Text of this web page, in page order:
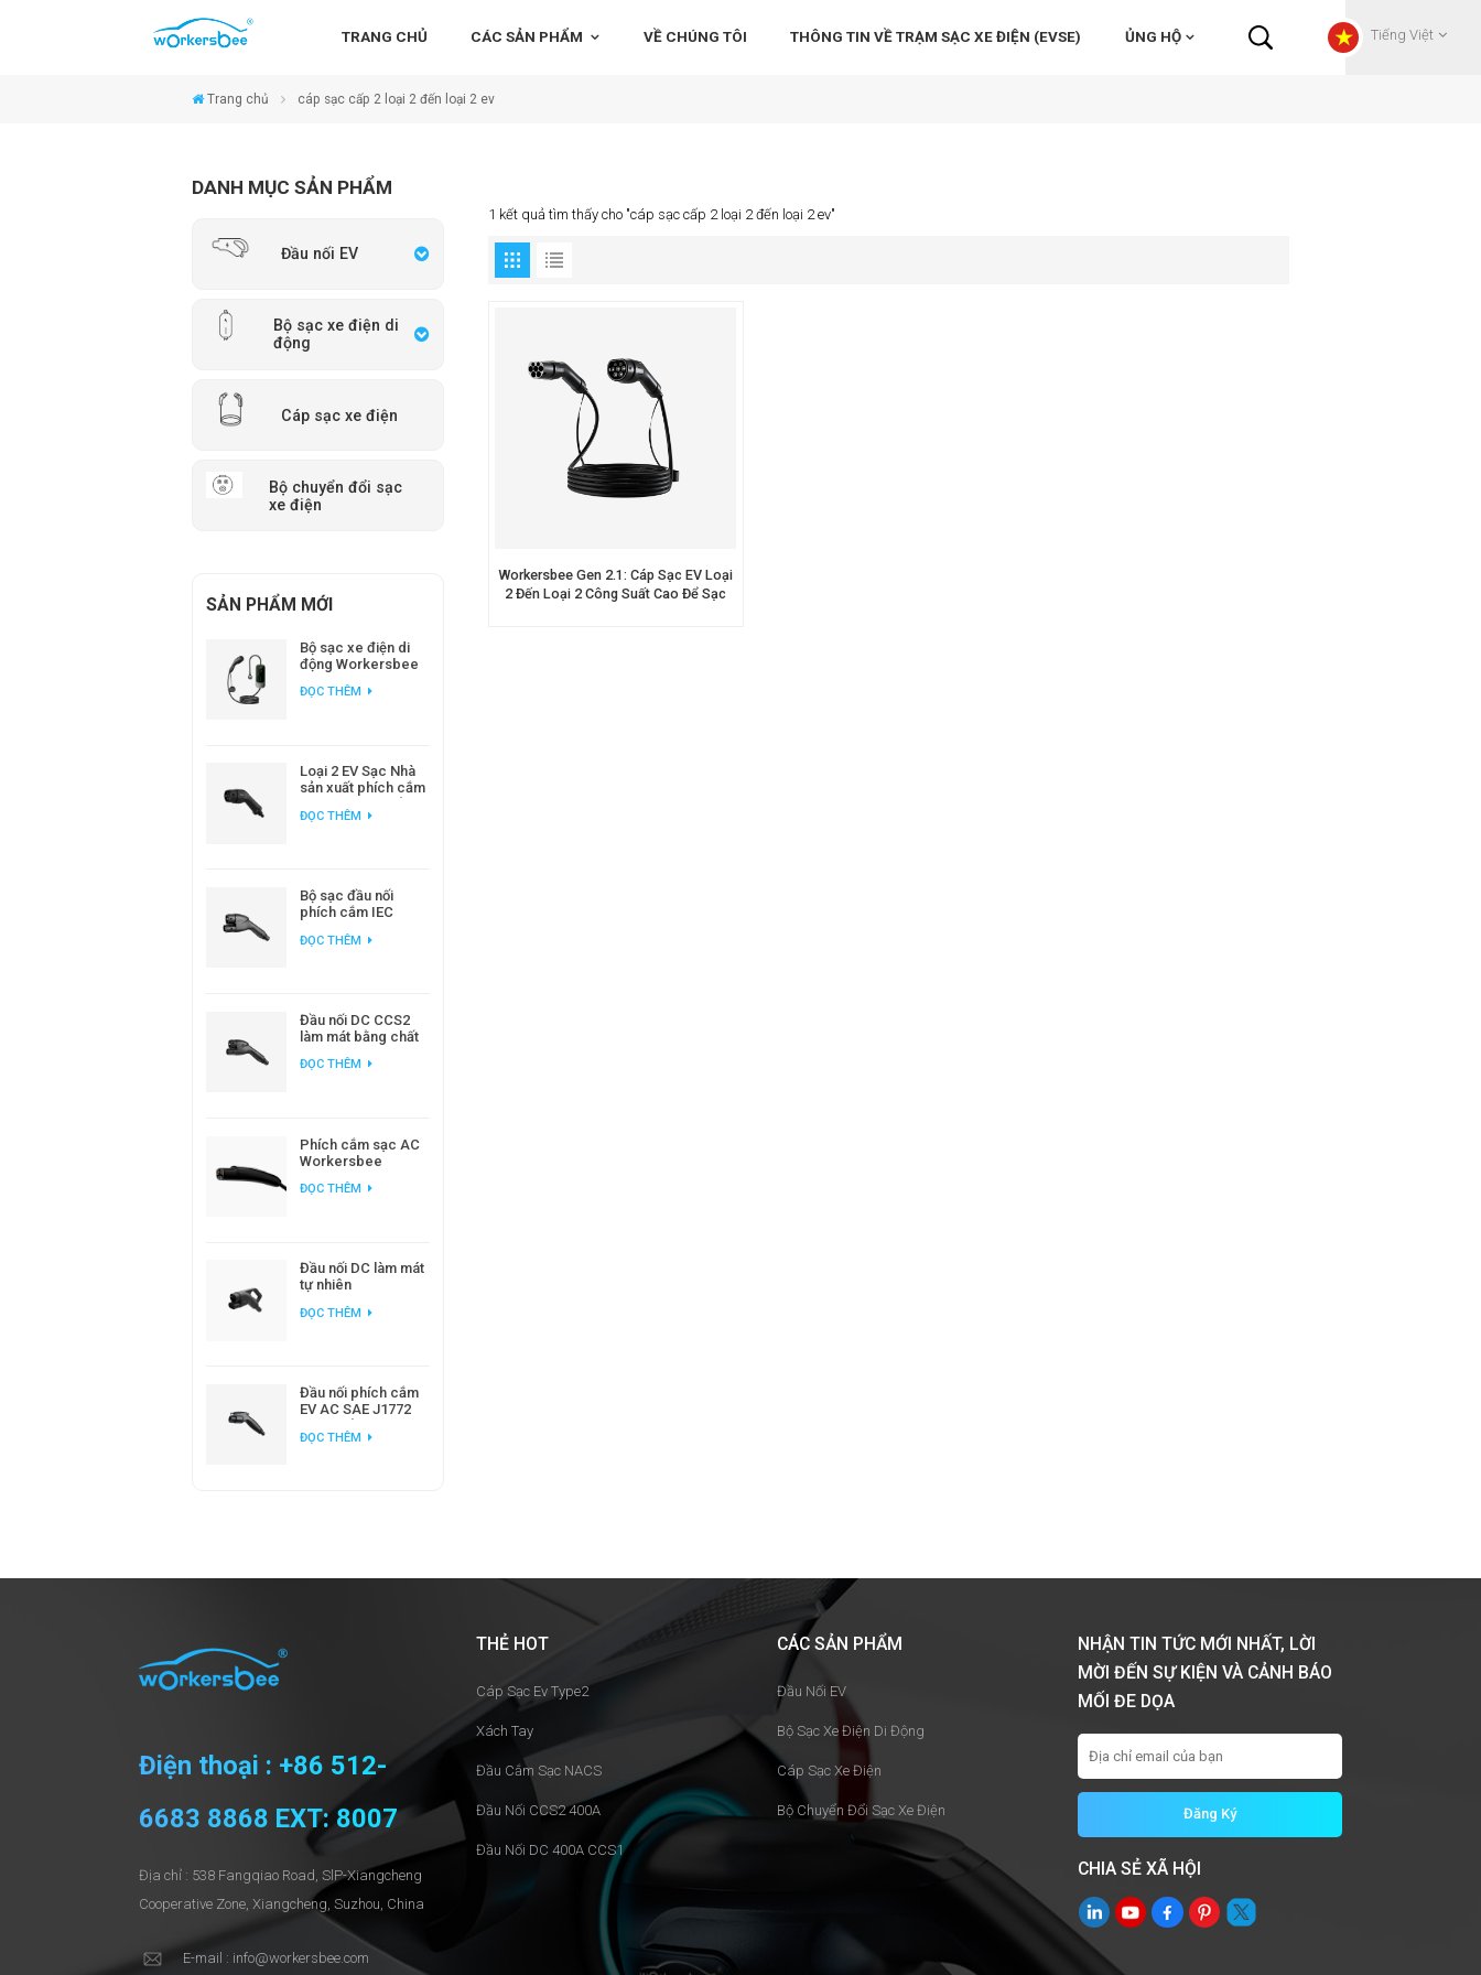
TRANG CHỦ CÁC SẢN PHẨM VỀ CHÚNG TÔI THÔNG TIN VỀ TRẠM SẠC XE ĐIỆN (EVSE) ỦNG HỘ Tiếng Việt
Trang chủ cáp sạc cấp 2 loại 2 đến loại 2 ev
DANH MỤC SẢN PHẨM
Đầu nối EV
Bộ sạc xe điện di
động
Cáp sạc xe điện
Bộ chuyển đổi sạc
xe điện
SẢN PHẨM MỚI
Bộ sạc xe điện di
động Workersbee
dòng điện điều
ĐỌC THÊM
Loại 2 EV Sạc Nhà
sản xuất phích cắm
Châu Âu
ĐỌC THÊM
Bộ sạc đầu nối
phích cắm IEC
cho trạm sạc EV
ĐỌC THÊM
Đầu nối DC CCS2
làm mát bằng chất
dành cho sạc xe
ĐỌC THÊM
Phích cắm sạc AC
Workersbee
sạc EV tại nhà và nơi
ĐỌC THÊM
Đầu nối DC làm mát
tự nhiên
CCS2 để sạc nhanh
ĐỌC THÊM
Đầu nối phích cắm
EV AC SAE J1772
điện
ĐỌC THÊM
1 kết quả tìm thấy cho "cáp sạc cấp 2 loại 2 đến loại 2 ev"
Workersbee Gen 2.1: Cáp Sạc EV Loại
2 Đến Loại 2 Công Suất Cao Để Sạc
Điện thoại : +86 512-
6683 8868 EXT: 8007
Địa chỉ : 538 Fangqiao Road, SlP-Xiangcheng
Cooperative Zone, Xiangcheng, Suzhou, China
E-mail : info@workersbee.com
THẺ HOT
Cáp Sạc Ev Type2
Xách Tay
Đầu Cắm Sạc NACS
Đầu Nối CCS2 400A
Đầu Nối DC 400A CCS1
CÁC SẢN PHẨM
Đầu Nối EV
Bộ Sạc Xe Điện Di Động
Cáp Sạc Xe Điện
Bộ Chuyển Đổi Sạc Xe Điện
NHẬN TIN TỨC MỚI NHẤT, LỜI
MỜI ĐẾN SỰ KIỆN VÀ CẢNH BÁO
MỐI ĐE DỌA
CHIA SẺ XÃ HỘI